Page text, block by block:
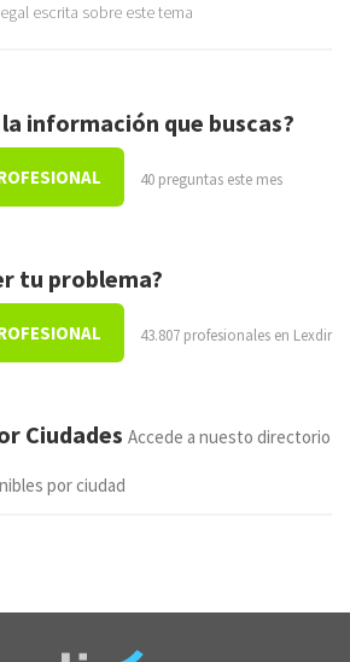
escrita sobre este tema
información que buscas?
40 preguntas este mes
tu problema?
43.807 profesionales en Lexdir
Ciudades Accede a nuesto directorio
por ciudad